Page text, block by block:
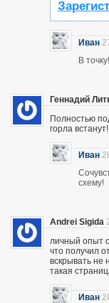
Иван
В точку!
Геннадий
Полностью
горла
Иван
схему!
Andrei Sigida
личный опыт
что получил
вскрывать не
такая
Иван